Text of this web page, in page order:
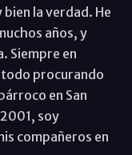
bien la verdad. He
años, y
Siempre en
procurando
en San
soy
compañeros en